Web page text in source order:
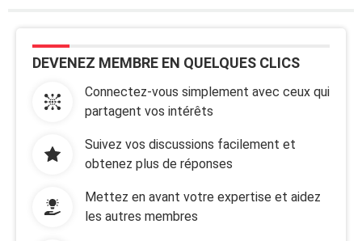
DEVENEZ MEMBRE EN QUELQUES CLICS
Connectez-vous simplement avec ceux qui
partagent vos intérêts
Suivez vos discussions facilement et
obtenez plus de réponses
Mettez en avant votre expertise et aidez
les autres membres